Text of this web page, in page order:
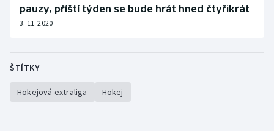
pauzy, příští týden se bude hrát hned čtyřikrát
3. 11. 2020
ŠTÍTKY
Hokejová extraliga Hokej